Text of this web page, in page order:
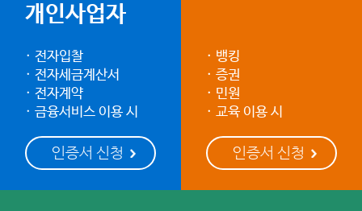
개인사업자
전자입찰
전자세금계산서
전자계약
금융서비스 이용 시
뱅킹
증권
민원
교육 이용 시